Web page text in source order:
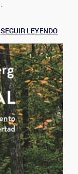
SEGUIR LEYENDO